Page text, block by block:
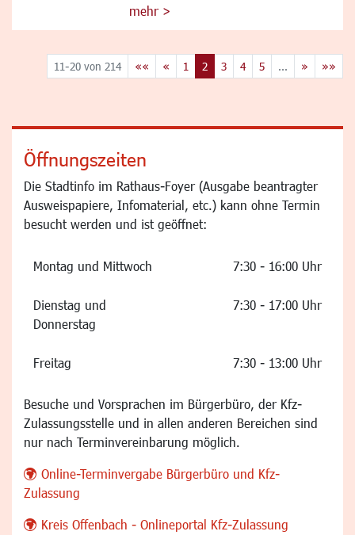
mehr >
11-20 von 214 «« « 1 2 3 4 5 ... » »»
Öffnungszeiten
Die Stadtinfo im Rathaus-Foyer (Ausgabe beantragter
Ausweispapiere, Infomaterial, etc.) kann ohne Termin
besucht werden und ist geöffnet:
Montag und Mittwoch 7:30 - 16:00 Uhr
Dienstag und
Donnerstag
7:30 - 17:00 Uhr
Freitag 7:30 - 13:00 Uhr
Besuche und Vorsprachen im Bürgerbüro, der Kfz-
Zulassungsstelle und in allen anderen Bereichen sind
nur nach Terminvereinbarung möglich.
Online-Terminvergabe Bürgerbüro und Kfz-
Zulassung
Kreis Offenbach - Onlineportal Kfz-Zulassung